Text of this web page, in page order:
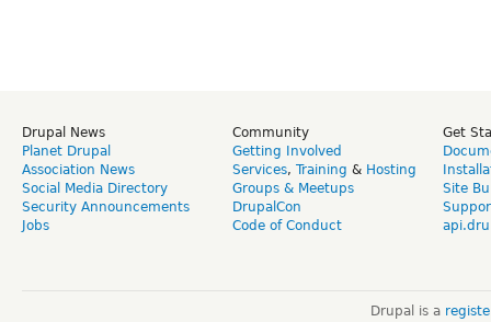
Drupal News
Planet Drupal
Association News
Social Media Directory
Security Announcements
Jobs
Community
Getting Involved
Services, Training & Hosting
Groups & Meetups
DrupalCon
Code of Conduct
Get
Site
Drupal is a